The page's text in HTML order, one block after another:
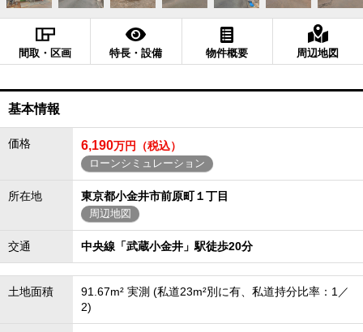
間取・区画 特長・設備 物件概要 周辺地図
基本情報
価格 6,190万円（税込）
ローンシミュレーション
所在地 東京都小金井市前原町１丁目
周辺地図
交通 中央線「武蔵小金井」駅徒歩20分
土地面積
91.67m² 実測 (私道23m²別に有、私道持分比率：1／
2)